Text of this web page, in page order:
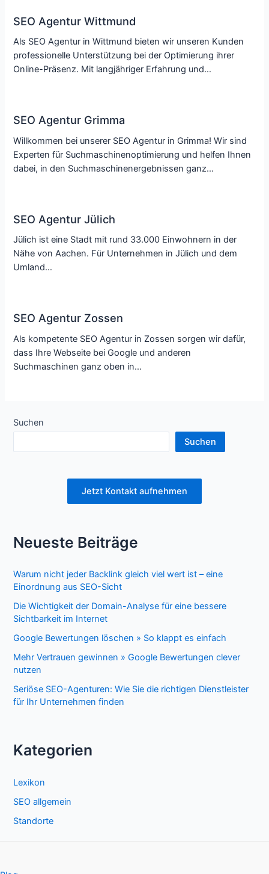
SEO Agentur Wittmund
Als SEO Agentur in Wittmund bieten wir unseren Kunden
professionelle Unterstützung bei der Optimierung ihrer
Online-Präsenz. Mit langjähriger Erfahrung und…
SEO Agentur Grimma
Willkommen bei unserer SEO Agentur in Grimma! Wir sind
Experten für Suchmaschinenoptimierung und helfen Ihnen
dabei, in den Suchmaschinenergebnissen ganz…
SEO Agentur Jülich
Jülich ist eine Stadt mit rund 33.000 Einwohnern in der
Nähe von Aachen. Für Unternehmen in Jülich und dem
Umland…
SEO Agentur Zossen
Als kompetente SEO Agentur in Zossen sorgen wir dafür,
dass Ihre Webseite bei Google und anderen
Suchmaschinen ganz oben in…
Suchen
Suchen
Jetzt Kontakt aufnehmen
Neueste Beiträge
Warum nicht jeder Backlink gleich viel wert ist – eine
Einordnung aus SEO-Sicht
Die Wichtigkeit der Domain-Analyse für eine bessere
Sichtbarkeit im Internet
Google Bewertungen löschen » So klappt es einfach
Mehr Vertrauen gewinnen » Google Bewertungen clever
nutzen
Seriöse SEO-Agenturen: Wie Sie die richtigen Dienstleister
für Ihr Unternehmen finden
Kategorien
Lexikon
SEO allgemein
Standorte